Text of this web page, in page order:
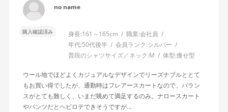
no name
購入確認済み 身長:161～165cm 職業:会社員
年代:50代後半 会員ランク:シルバー
普段のシャツサイズ／ネック:M 体型:痩せ型
ウール地でほどよくカジュアルなデザインでリーズナブルととて
もお買い得でしたが、通勤時はフレアースカートなので、バラン
スがとても難しく、いまだ眺めて満足するのみ。ナロースカート
やパンツだとヘビロテできそうですが…